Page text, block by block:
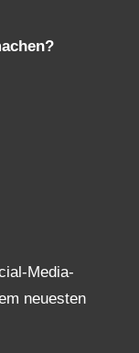
Media-
neuesten